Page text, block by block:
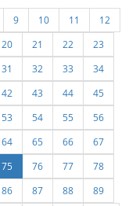
9 10 11
12
20 21 22
23
31 32 33
34
42 43 44
45
53 54 55
56
64 65 66
67
75 76 77
78
86 87 88 89